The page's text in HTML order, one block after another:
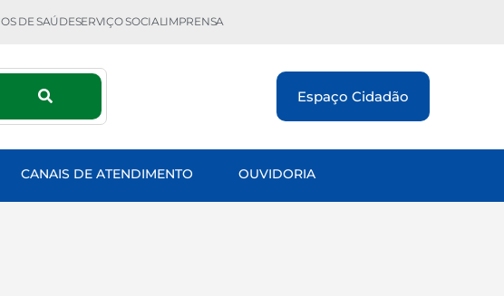
DE SAÚDESERVIÇO SOCIALIMPRENSA
Espaço Cidadão
CANAIS DE ATENDIMENTO OUVIDORIA